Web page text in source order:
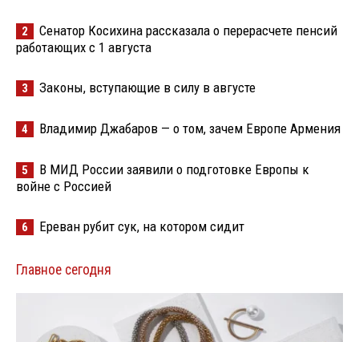
2
Сенатор Косихина рассказала о перерасчете пенсий
работающих с 1 августа
3 Законы, вступающие в силу в августе
4 Владимир Джабаров — о том, зачем Европе Армения
5
В МИД России заявили о подготовке Европы к
войне с Россией
6 Ереван рубит сук, на котором сидит
Главное сегодня